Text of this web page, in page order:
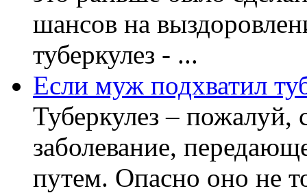
шансов на
туберкулез - ...
Если муж подхватил
Туберкулез – пожалуй,
заболевание,
путем. Опасно оно не